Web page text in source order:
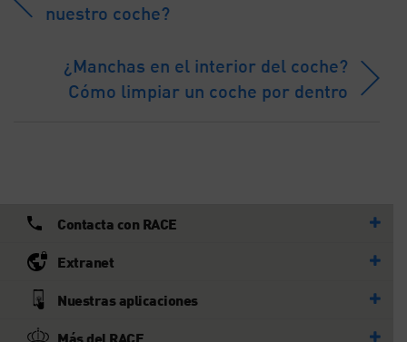
nuestro coche?
¿Manchas en el interior del coche?
Cómo limpiar un coche por dentro
Contacta con RACE
Extranet
Nuestras aplicaciones
Más del RACE